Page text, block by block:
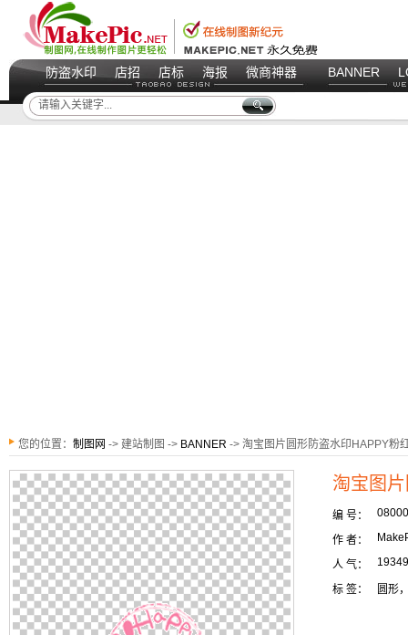
防盗水印 店招 店标 海报 微商神器 BANNER
您的位置： 制图网 -> 建站制图 -> BANNER -> 淘宝图片圆形防盗水印HAPPY粉
淘宝图
编 号：
作 者：
人 气： 19349
标 签： 圆形